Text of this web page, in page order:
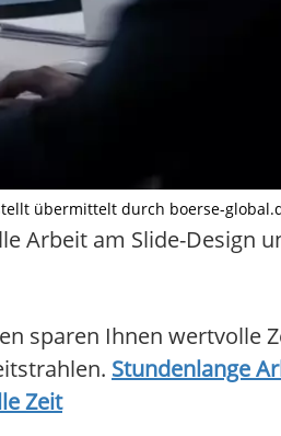
übermittelt durch boerse-
Arbeit am Slide-Design
sparen Ihnen wertvolle
Stundenlange
Zeit